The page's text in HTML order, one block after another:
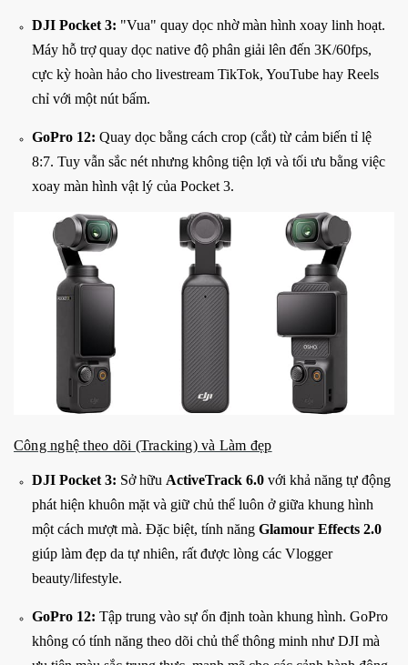
DJI Pocket 3: "Vua" quay dọc nhờ màn hình xoay linh hoạt.
Máy hỗ trợ quay dọc native độ phân giải lên đến 3K/60fps,
cực kỳ hoàn hảo cho livestream TikTok, YouTube hay Reels
chỉ với một nút bấm.
GoPro 12: Quay dọc bằng cách crop (cắt) từ cảm biến tỉ lệ
8:7. Tuy vẫn sắc nét nhưng không tiện lợi và tối ưu bằng việc
xoay màn hình vật lý của Pocket 3.
Công nghệ theo dõi (Tracking) và Làm đẹp
DJI Pocket 3: Sở hữu ActiveTrack 6.0 với khả năng tự động
phát hiện khuôn mặt và giữ chủ thể luôn ở giữa khung hình
một cách mượt mà. Đặc biệt, tính năng Glamour Effects 2.0
giúp làm đẹp da tự nhiên, rất được lòng các Vlogger
beauty/lifestyle.
GoPro 12: Tập trung vào sự ổn định toàn khung hình. GoPro
không có tính năng theo dõi chủ thể thông minh như DJI mà